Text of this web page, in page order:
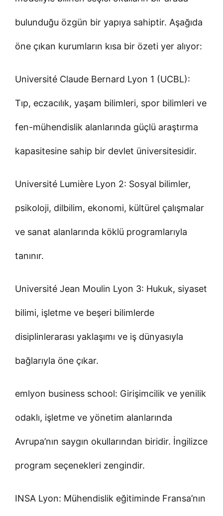
bulunduğu özgün bir yapıya sahiptir. Aşağıda
öne çıkan kurumların kısa bir özeti yer alıyor:
Université Claude Bernard Lyon 1 (UCBL):
Tıp, eczacılık, yaşam bilimleri, spor bilimleri ve
fen-mühendislik alanlarında güçlü araştırma
kapasitesine sahip bir devlet üniversitesidir.
Université Lumière Lyon 2: Sosyal bilimler,
psikoloji, dilbilim, ekonomi, kültürel çalışmalar
ve sanat alanlarında köklü programlarıyla
tanınır.
Université Jean Moulin Lyon 3: Hukuk, siyaset
bilimi, işletme ve beşeri bilimlerde
disiplinlerarası yaklaşımı ve iş dünyasıyla
bağlarıyla öne çıkar.
emlyon business school: Girişimcilik ve yenilik
odaklı, işletme ve yönetim alanlarında
Avrupa’nın saygın okullarından biridir. İngilizce
program seçenekleri zengindir.
INSA Lyon: Mühendislik eğitiminde Fransa’nın